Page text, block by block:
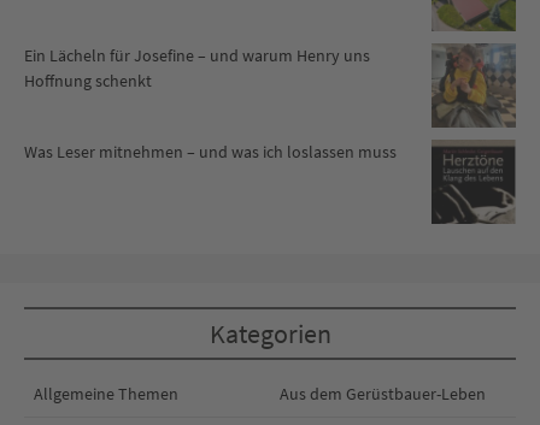
Ein Lächeln für Josefine – und warum Henry uns
Hoffnung schenkt
Was Leser mitnehmen – und was ich loslassen muss
Kategorien
Allgemeine Themen Aus dem Gerüstbauer-Leben